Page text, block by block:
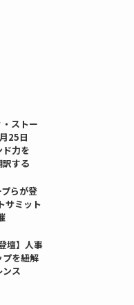
・ストー
25日
力を
訳する
らが登
サミット
壇】人事
を紐解
ンス